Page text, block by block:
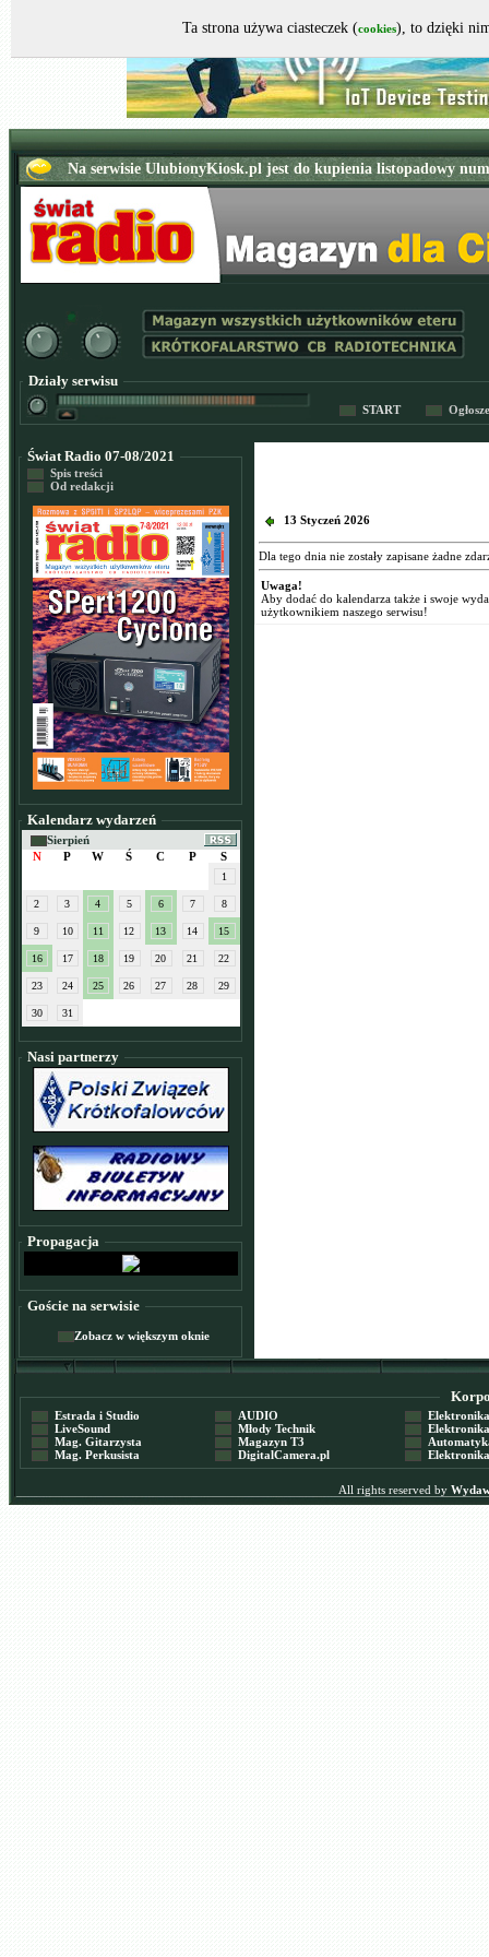
Działy serwisu
START
Świat Radio 07-08/2021
Spis treści
Od redakcji
Kalendarz wydarzeń
Sierpień
N
P W Ś C P S
1
2 3 4 5 6 7 8
9 10 11 12 13 14 15
16 17 18 19 20 21 22
23 24 25 26 27 28 29
30 31
Nasi partnerzy
Propagacja
Goście na serwisie
Zobacz w większym oknie
13 Styczeń 2026
Dla tego dnia nie zostały zapisane żadne
Uwaga!
Aby dodać do kalendarza także i swoje
użytkownikiem naszego serwisu!
Estrada i Studio
LiveSound
Mag. Gitarzysta
Mag. Perkusista
AUDIO
Młody Technik
Magazyn T3
DigitalCamera.pl
Elektronika
Elektronika
Automatyka
Elektronika
All rights reserved by
Ta strona używa ciasteczek (cookies), to dzięki